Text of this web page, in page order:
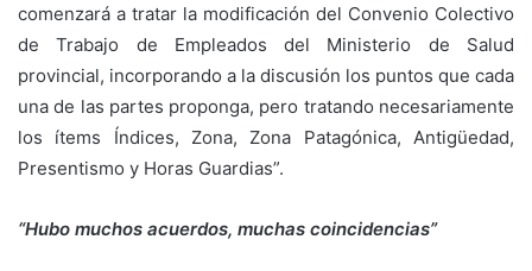
comenzará a tratar la modificación del Convenio Colectivo
de Trabajo de Empleados del Ministerio de Salud
provincial, incorporando a la discusión los puntos que cada
una de las partes proponga, pero tratando necesariamente
los ítems Índices, Zona, Zona Patagónica, Antigüedad,
Presentismo y Horas Guardias”.
“Hubo muchos acuerdos, muchas coincidencias”